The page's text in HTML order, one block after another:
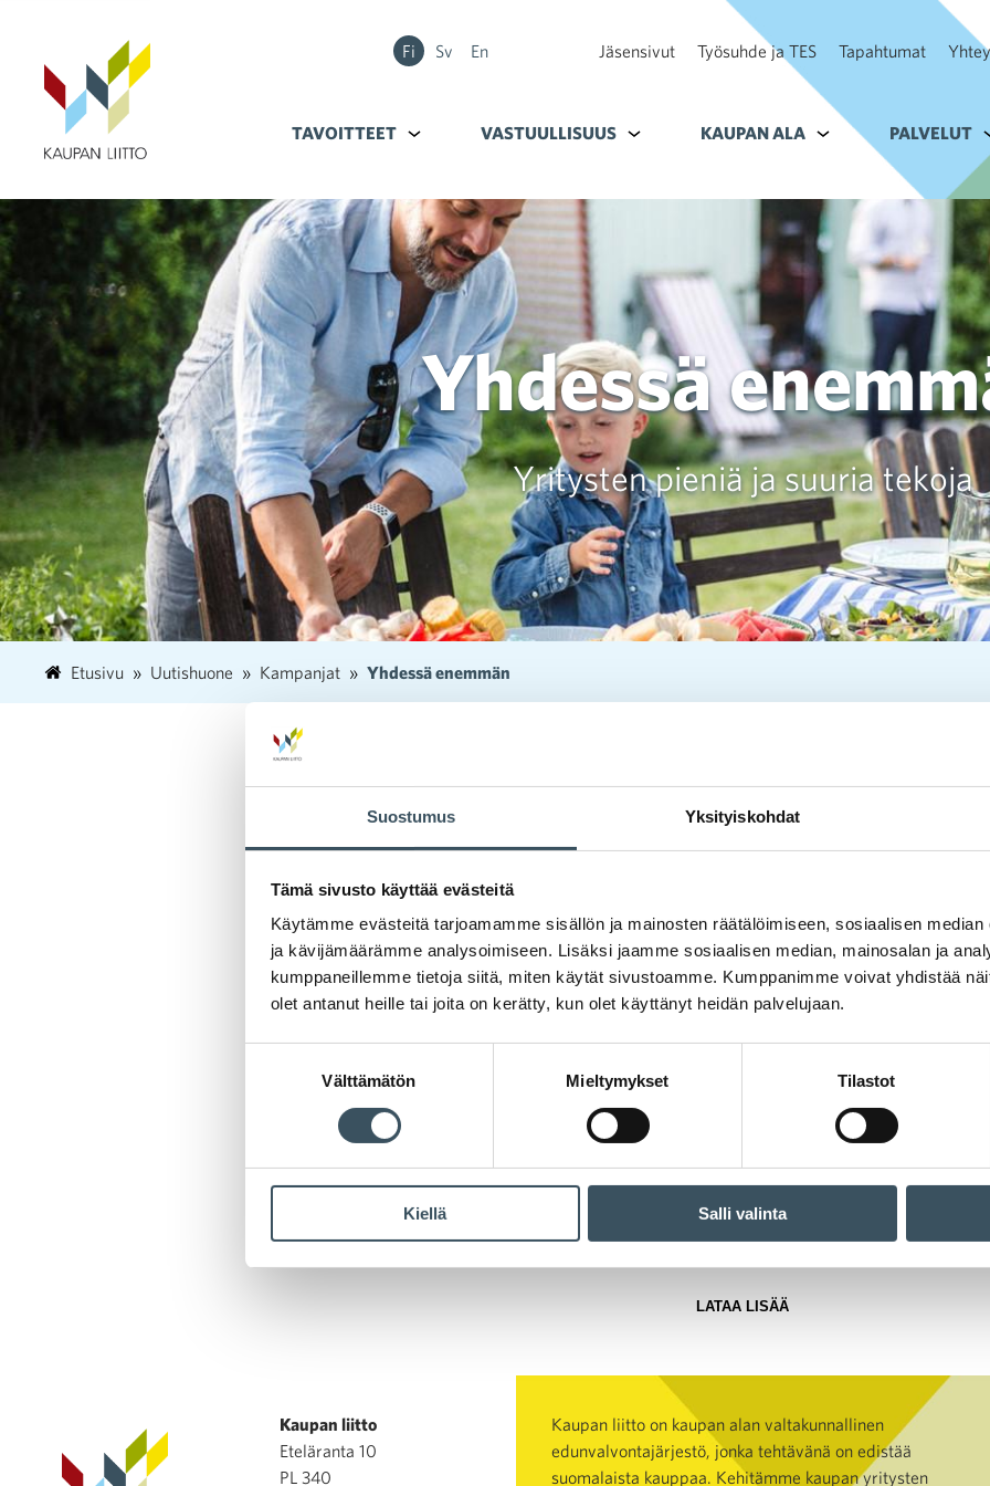
Suostumus Yksityiskohdat
Tämä sivusto käyttää evästeitä
Käytämme evästeitä tarjoamamme sisällön ja mainosten räätälöimiseen, sosiaalisen
ja kävijämäärämme analysoimiseen. Lisäksi jaamme sosiaalisen median, mainosalan ja
kumppaneillemme tietoja siitä, miten käytät sivustoamme. Kumppanimme voivat yhdistää
olet antanut heille tai joita on kerätty, kun olet käyttänyt heidän palvelujaan.
Välttämätön Mieltymykset Tilastot
Kiellä Salli valinta
Fi Sv En Jäsensivut Työsuhde ja TES Tapahtumat
TAVOITTEET Alavalikko kohteelle Tavoitteet
VASTUULLISUUS Alavalikko kohteelle Vastuullisuus
KAUPAN ALA Alavalikko kohteelle
PALVELUT
Yhdessä
Yritysten pieniä ja suuria tekoja
Etusivu Uutishuone Kampanjat Yhdessä enemmän
#YhdessäEnemmän! – Kaupan liiton
yritysten positiivisista teoista ja
Nostamme esiin pieniä ja suuria positiivisia
haasteellisen korona-ajan aikana – välittäen,
rakentaen. Samalla muistutamme siitä, miten
Seuraa kampanjaamme Kaupan liitonFacebook-,
#YhdessäEnemmän. Kampanjaviestimme
#KauppaPalvelee ja #KauppaVälittää.
Anna palautetta meille & kysy lisää! Kaupan liiton
LATAA LISÄÄ
Kaupan liitto
Eteläranta 10
PL 340
Kaupan liitto on kaupan alan valtakunnallinen
edunvalvontajärjestö, jonka tehtävänä on edistää
suomalaista kauppaa. Kehitämme kaupan yritysten